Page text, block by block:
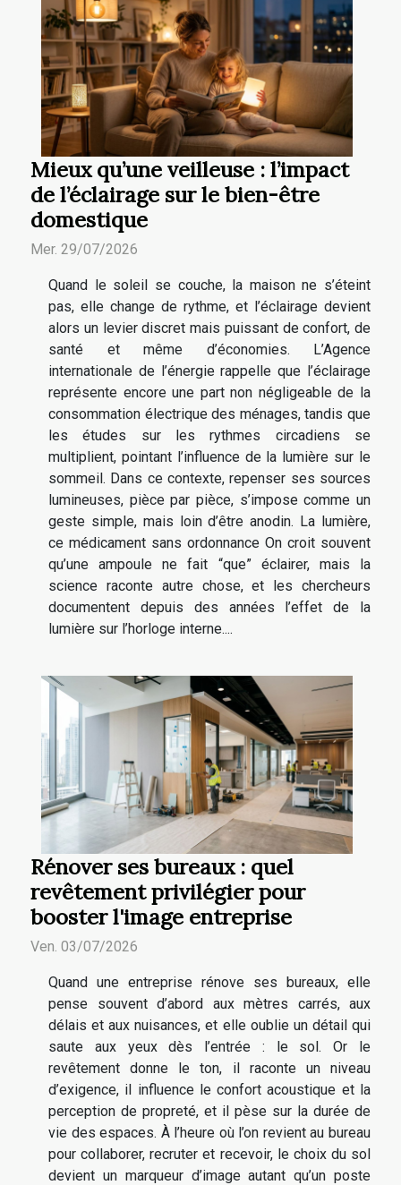
Mieux qu’une veilleuse : l’impact
de l’éclairage sur le bien-être
domestique
Mer. 29/07/2026
Quand le soleil se couche, la maison ne s’éteint
pas, elle change de rythme, et l’éclairage devient
alors un levier discret mais puissant de confort, de
santé et même d’économies. L’Agence
internationale de l’énergie rappelle que l’éclairage
représente encore une part non négligeable de la
consommation électrique des ménages, tandis que
les études sur les rythmes circadiens se
multiplient, pointant l’influence de la lumière sur le
sommeil. Dans ce contexte, repenser ses sources
lumineuses, pièce par pièce, s’impose comme un
geste simple, mais loin d’être anodin. La lumière,
ce médicament sans ordonnance On croit souvent
qu’une ampoule ne fait “que” éclairer, mais la
science raconte autre chose, et les chercheurs
documentent depuis des années l’effet de la
lumière sur l’horloge interne....
Rénover ses bureaux : quel
revêtement privilégier pour
booster l'image entreprise
Ven. 03/07/2026
Quand une entreprise rénove ses bureaux, elle
pense souvent d’abord aux mètres carrés, aux
délais et aux nuisances, et elle oublie un détail qui
saute aux yeux dès l’entrée : le sol. Or le
revêtement donne le ton, il raconte un niveau
d’exigence, il influence le confort acoustique et la
perception de propreté, et il pèse sur la durée de
vie des espaces. À l’heure où l’on revient au bureau
pour collaborer, recruter et recevoir, le choix du sol
devient un marqueur d’image autant qu’un poste